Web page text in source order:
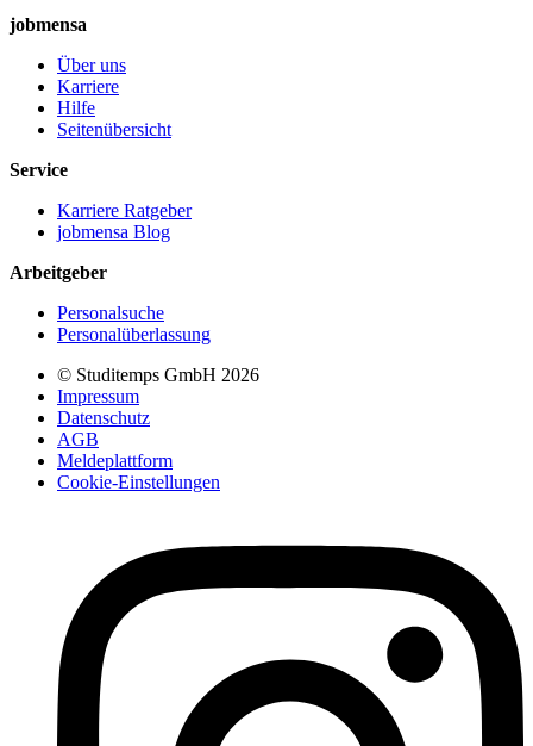
jobmensa
Über uns
Karriere
Hilfe
Seitenübersicht
Service
Karriere Ratgeber
jobmensa Blog
Arbeitgeber
Personalsuche
Personalüberlassung
© Studitemps GmbH 2026
Impressum
Datenschutz
AGB
Meldeplattform
Cookie-Einstellungen